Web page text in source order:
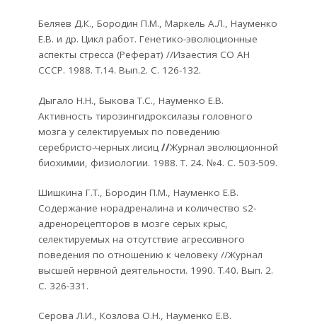
Беляев Д.К., Бородин П.М., Маркель А.Л., Науменко
Е.В. и др. Цикл работ. Генетико-эволюционные
аспекты стресса (Реферат) //Изаестия СО АН
СССР. 1988. Т.14. Вып.2. С. 126-132.
Дыгало Н.Н., Быкова Т.С., Науменко Е.В.
Активность тирозингидроксилазы головного
мозга у селектируемых по поведению
серебристо-черных лисиц //Журнал эволюционной
биохимии, физиологии. 1988. Т. 24. №4. С. 503-509.
Шишкина Г.Т., Бородин П.М., Науменко Е.В.
Содержание норадреналина и количество s2-
адренорецепторов в мозге серых крыс,
селектируемых на отсутствие агрессивного
поведения по отношению к человеку //Журнал
высшей нервной деятельности. 1990. Т.40. Вып. 2.
С. 326-331.
Серова Л.И., Козлова О.Н., Науменко Е.В.